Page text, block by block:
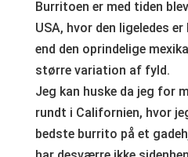
Burritoen er med tiden
USA, hvor den ligeledes
end den oprindelige
større variation af fyld.
Jeg kan huske da jeg for
rundt i Californien, hvor
bedste burrito på et